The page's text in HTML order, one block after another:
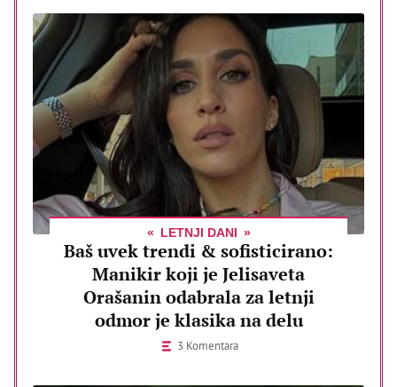
LETNJI DANI
Baš uvek trendi & sofisticirano:
Manikir koji je Jelisaveta
Orašanin odabrala za letnji
odmor je klasika na delu
3 Komentara